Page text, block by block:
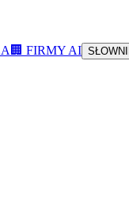
🏢 FIRMY AI